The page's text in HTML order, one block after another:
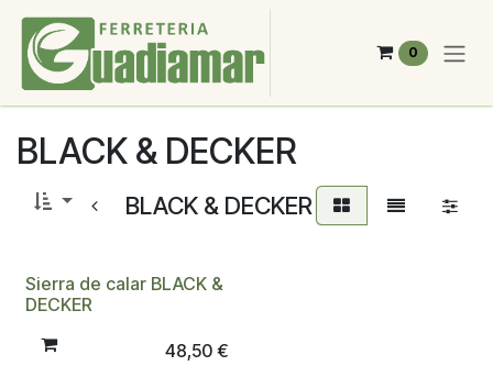
Ir al contenido
0
BLACK & DECKER
BLACK & DECKER
Sierra de calar BLACK &
DECKER
48,50€